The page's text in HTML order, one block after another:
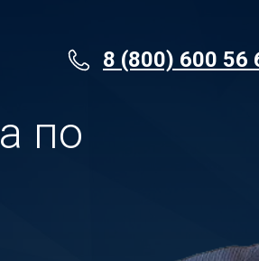
по
8 (800) 600 56